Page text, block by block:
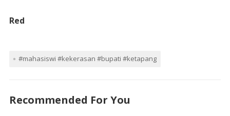
Red
#mahasiswi #kekerasan #bupati #ketapang
Recommended For You